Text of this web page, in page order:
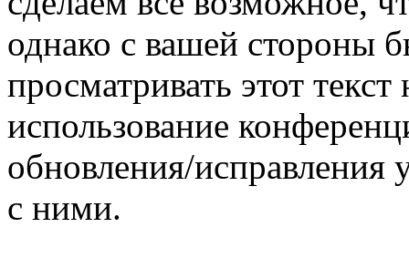
однако с вашей стороны
просматривать этот
использование
обновления/исправления
с ними.